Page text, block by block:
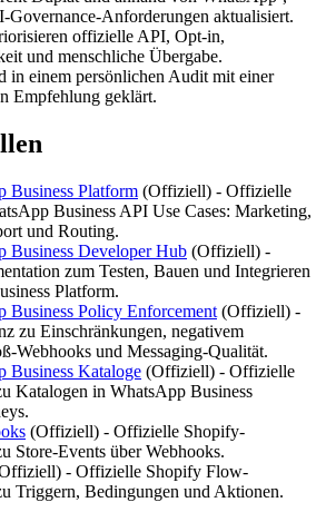
Anforderungen aktualisiert.
offizielle API, Opt-in,
und menschliche Übergabe.
in einem persönlichen Audit mit einer
Empfehlung geklärt.
Business Platform (Offiziell) - Offizielle
Business API Use Cases: Marketing,
und Routing.
Business Developer Hub (Offiziell) -
zum Testen, Bauen und Integrieren
Platform.
Business Policy Enforcement (Offiziell) -
zu Einschränkungen, negativem
Webhooks und Messaging-Qualität.
Business Kataloge (Offiziell) - Offizielle
Katalogen in WhatsApp Business
(Offiziell) - Offizielle Shopify-
Store-Events über Webhooks.
) - Offizielle Shopify Flow-
Triggern, Bedingungen und Aktionen.